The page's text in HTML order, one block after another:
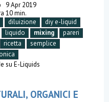
9 Apr 2019
10 min.
diluizione
diy e-liquid
liquido mixing
pareri
ricetta
semplice
su E-Liquids
ORGANICI E